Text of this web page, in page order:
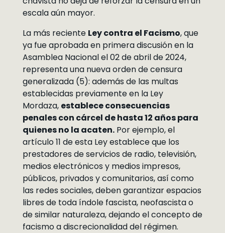
escala aún mayor.
La más reciente Ley contra el Facismo, que
ya fue aprobada en primera discusión en la
Asamblea Nacional el 02 de abril de 2024,
representa una nueva orden de censura
generalizada (5): además de las multas
establecidas previamente en la Ley
Mordaza, establece consecuencias
penales con cárcel de hasta 12 años para
quienes no la acaten.Por ejemplo, el
artículo 11 de esta Ley establece que los
prestadores de servicios de radio, televisión,
medios electrónicos y medios impresos,
públicos, privados y comunitarios, así como
las redes sociales, deben garantizar espacios
libres de toda índole fascista, neofascista o
de similar naturaleza, dejando el concepto de
facismo a discrecionalidad del régimen.